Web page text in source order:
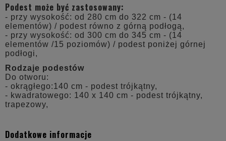
Podest może być zastosowany:
- przy wysokość: od 280 cm do 322 cm - (14
elementów) / podest równo z górną podłogą,
- przy wysokość: od 300 cm do 345 cm - (14
elementów /15 poziomów) / podest poniżej górnej
podłogi,
Rodzaje podestów
Do otworu:
- okrągłego:140 cm - podest trójkątny,
- kwadratowego: 140 x 140 cm - podest trójkątny,
trapezowy,
Dodatkowe informacje